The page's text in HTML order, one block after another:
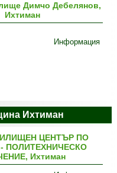
Димчо Дебелянов,
Ихтиман
Информация
Ихтиман
ЦЕНТЪР ПО
ПОЛИТЕХНИЧЕСКО
Ихтиман